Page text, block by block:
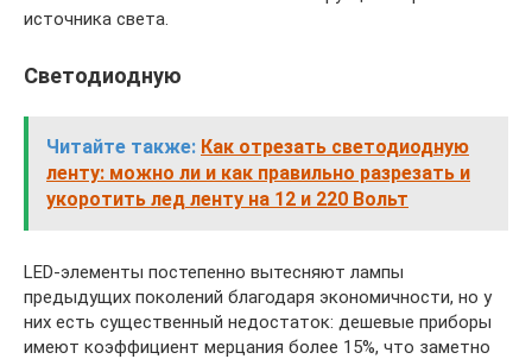
источника света.
Светодиодную
Читайте также: Как отрезать светодиодную
ленту: можно ли и как правильно разрезать и
укоротить лед ленту на 12 и 220 Вольт
LED-элементы постепенно вытесняют лампы
предыдущих поколений благодаря экономичности, но у
них есть существенный недостаток: дешевые приборы
имеют коэффициент мерцания более 15%, что заметно